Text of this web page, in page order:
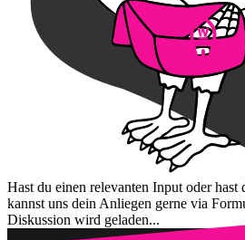
Hast du einen relevanten Input oder
kannst uns dein Anliegen gerne via
Diskussion wird geladen...